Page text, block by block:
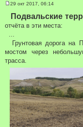
о
о
б
е
е
29 окт 2017, 06:14
Подвальские
отчёта в эти места:
...
Грунтовая дорога на
мостом через
трасса.